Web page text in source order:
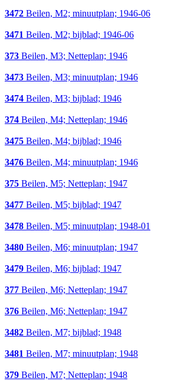
3472 Beilen, M2; minuutplan; 1946-06
3471 Beilen, M2; bijblad; 1946-06
373 Beilen, M3; Netteplan; 1946
3473 Beilen, M3; minuutplan; 1946
3474 Beilen, M3; bijblad; 1946
374 Beilen, M4; Netteplan; 1946
3475 Beilen, M4; bijblad; 1946
3476 Beilen, M4; minuutplan; 1946
375 Beilen, M5; Netteplan; 1947
3477 Beilen, M5; bijblad; 1947
3478 Beilen, M5; minuutplan; 1948-01
3480 Beilen, M6; minuutplan; 1947
3479 Beilen, M6; bijblad; 1947
377 Beilen, M6; Netteplan; 1947
376 Beilen, M6; Netteplan; 1947
3482 Beilen, M7; bijblad; 1948
3481 Beilen, M7; minuutplan; 1948
379 Beilen, M7; Netteplan; 1948